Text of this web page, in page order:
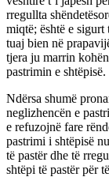
rregullta
miqtë; është e sigurt
tuaj bien në
tjera ju marrin
pastrimin e shtëpisë.
Ndërsa shumë
neglizhencën e
e refuzojnë fare
pastrimi i shtëpisë
të pastër dhe të
shtëpi të pastër për